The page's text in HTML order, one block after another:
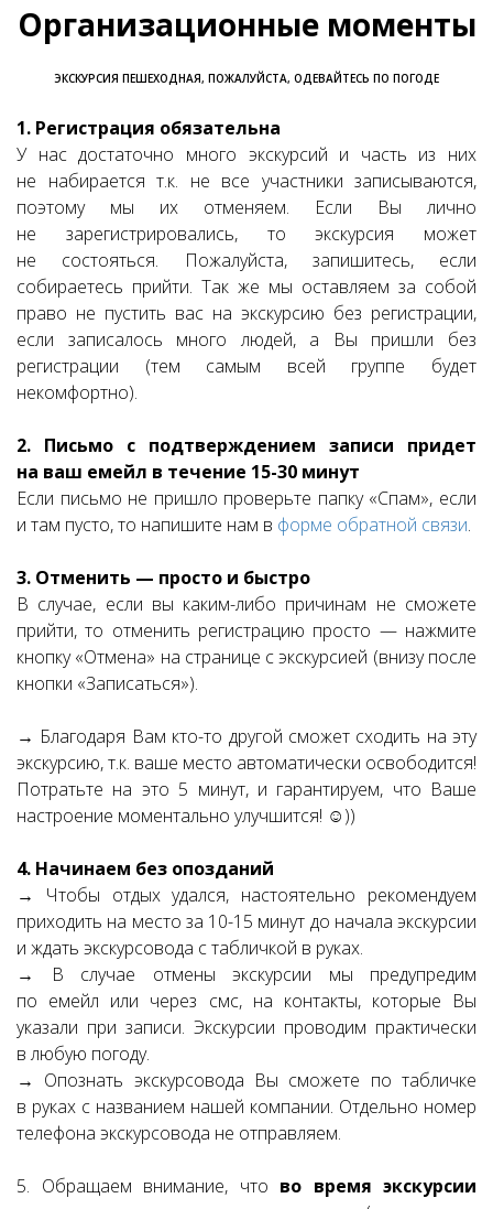
Организационные моменты
ЭКСКУРСИЯ ПЕШЕХОДНАЯ, ПОЖАЛУЙСТА, ОДЕВАЙТЕСЬ ПО ПОГОДЕ
1. Регистрация обязательна
У нас достаточно много экскурсий и часть из них
не набирается т.к. не все участники записываются,
поэтому мы их отменяем. Если Вы лично
не зарегистрировались, то экскурсия может
не состояться. Пожалуйста, запишитесь, если
собираетесь прийти. Так же мы оставляем за собой
право не пустить вас на экскурсию без регистрации,
если записалось много людей, а Вы пришли без
регистрации (тем самым всей группе будет
некомфортно).
2. Письмо с подтверждением записи придет
на ваш емейл в течение 15-30 минут
Если письмо не пришло проверьте папку «Спам», если
и там пусто, то напишите нам в форме обратной связи.
3. Отменить — просто и быстро
В случае, если вы каким-либо причинам не сможете
прийти, то отменить регистрацию просто — нажмите
кнопку «Отмена» на странице с экскурсией (внизу после
кнопки «Записаться»).
→ Благодаря Вам кто-то другой сможет сходить на эту
экскурсию, т.к. ваше место автоматически освободится!
Потратьте на это 5 минут, и гарантируем, что Ваше
настроение моментально улучшится! ☺))
4. Начинаем без опозданий
→ Чтобы отдых удался, настоятельно рекомендуем
приходить на место за 10-15 минут до начала экскурсии
и ждать экскурсовода с табличкой в руках.
→ В случае отмены экскурсии мы предупредим
по емейл или через смс, на контакты, которые Вы
указали при записи. Экскурсии проводим практически
в любую погоду.
→ Опознать экскурсовода Вы сможете по табличке
в руках с названием нашей компании. Отдельно номер
телефона экскурсовода не отправляем.
5. Обращаем внимание, что во время экскурсии